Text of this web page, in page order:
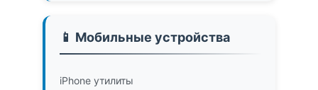
📱 Мобильные устройства
iPhone утилиты